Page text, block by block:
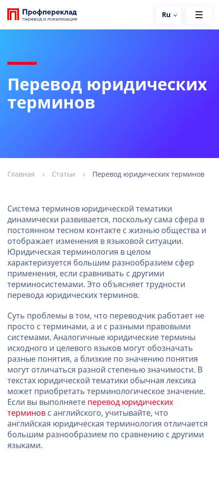
Ru
Перевод юридических
терминов
Главная Статьи Перевод юридических терминов
Система терминов юридической тематики
динамически развивается, поскольку сама сфера в
постоянном тесном контакте с жизнью общества и
отображает изменения в языковой ситуации.
Юридическая терминология в целом
характеризуется большим разнообразием сфер
применения, если сравнивать с другими
терминосистемами. Это объясняет трудности
перевода юридических терминов.
Суть проблемы в том, что переводчик работает не
просто с терминами, а и с разными правовыми
системами. Аналогичные юридические термины
исходного и целевого языков могут обозначать
разные понятия, а близкие по значению понятия
могут отличаться разной степенью значимости. В
текстах юридической тематики обычная лексика
может приобретать терминологическое значение.
Если вы выполняете перевод юридических
терминов с английского, учитывайте, что
английская юридическая терминология отличается
большим разнообразием по сравнению с другими
языками.